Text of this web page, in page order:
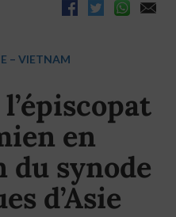
– VIETNAM
en
synode
d’Asie